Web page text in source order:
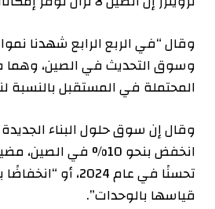
وقال “في الربع الرابع شهدنا
وسوق التحديث في الصين، وهما
المحتملة في المستقبل بالنسبة
وقال إن سوق حلول البناء
انخفض بنحو 10% في
قياسها بالوحدات”.